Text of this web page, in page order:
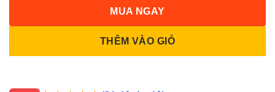
THÊM VÀO GIỎ
MUA NGAY